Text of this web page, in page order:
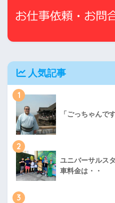
人気記事
1
「ごっちゃんで
2
ユニバーサルス
車料金は・・
3